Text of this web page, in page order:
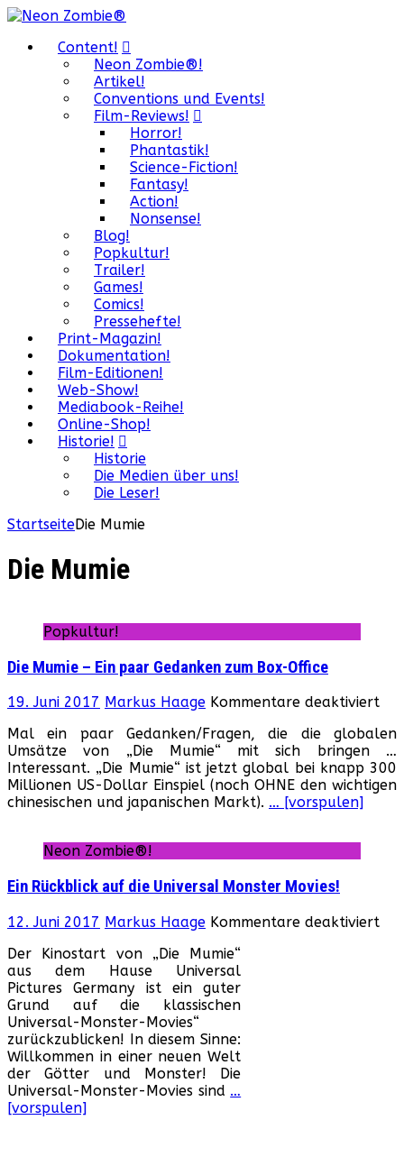
Content!
Neon Zombie®!
Artikel!
Conventions und Events!
Film-Reviews!
Horror!
Phantastik!
Science-Fiction!
Fantasy!
Action!
Nonsense!
Blog!
Popkultur!
Trailer!
Games!
Comics!
Pressehefte!
Print-Magazin!
Dokumentation!
Film-Editionen!
Web-Show!
Mediabook-Reihe!
Online-Shop!
Historie!
Historie
Die Medien über uns!
Die Leser!
StartseiteDie Mumie
Die Mumie
Popkultur!
Die Mumie – Ein paar Gedanken zum Box-Office
19. Juni 2017 Markus Haage Kommentare deaktiviertfür
Ein
Mal ein paar Gedanken/Fragen, die die globalen
Umsätze von „Die Mumie“ mit sich bringen …
Interessant. „Die Mumie“ ist jetzt global bei knapp 300
Millionen US-Dollar Einspiel (noch OHNE den wichtigen
chinesischen und japanischen Markt). … [vorspulen]
Neon Zombie®!
Ein Rückblick auf die Universal Monster Movies!
12. Juni 2017 Markus Haage Kommentare deaktiviert
Der Kinostart von „Die Mumie“
aus dem Hause Universal
Pictures Germany ist ein guter
Grund auf die klassischen
Universal-Monster-Movies“
zurückzublicken! In diesem Sinne:
Willkommen in einer neuen Welt
der Götter und Monster! Die
Universal-Monster-Movies sind …
[vorspulen]